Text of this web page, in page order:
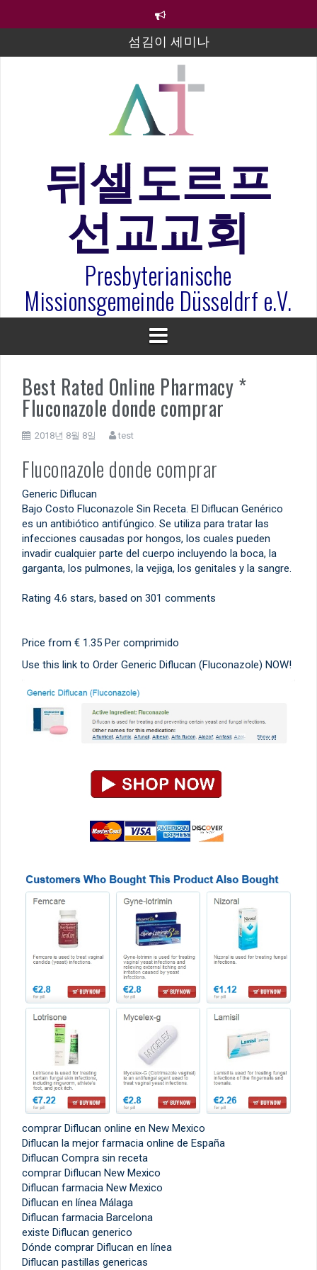
섬김이 세미나
김태희 자매 졸업연주
라합3 나라 봉헌송
그리스도인의 생활영성 1기 수료식
은퇴사-우선화 권사
20260322 주안에 가만히 머물기(요한복음 15:1-17) 손
훈목사
뒤셀도르프
선교교회
Presbyterianische
Missionsgemeinde Düsseldrf e.V.
Best Rated Online Pharmacy *
Fluconazole donde comprar
2018년 8월 8일 test
Fluconazole donde comprar
Generic Diflucan
Bajo Costo Fluconazole Sin Receta. El Diflucan Genérico
es un antibiótico antifúngico. Se utiliza para tratar las
infecciones causadas por hongos, los cuales pueden
invadir cualquier parte del cuerpo incluyendo la boca, la
garganta, los pulmones, la vejiga, los genitales y la sangre.
Rating 4.6 stars, based on 301 comments
Price from € 1.35 Per comprimido
Use this link to Order Generic Diflucan (Fluconazole) NOW!
comprar Diflucan online en New Mexico
Diflucan la mejor farmacia online de España
Diflucan Compra sin receta
comprar Diflucan New Mexico
Diflucan farmacia New Mexico
Diflucan en línea Málaga
Diflucan farmacia Barcelona
existe Diflucan generico
Dónde comprar Diflucan en línea
Diflucan pastillas genericas